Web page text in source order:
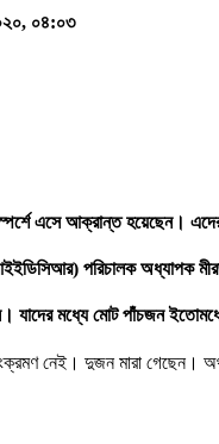
০৪:০৩
এসে আক্রান্ত হয়েছেন।
পরিচালক অধ্যাপক
যাদের মধ্যে মোট পাঁচজন
নেই। দুজন মারা গেছেন।